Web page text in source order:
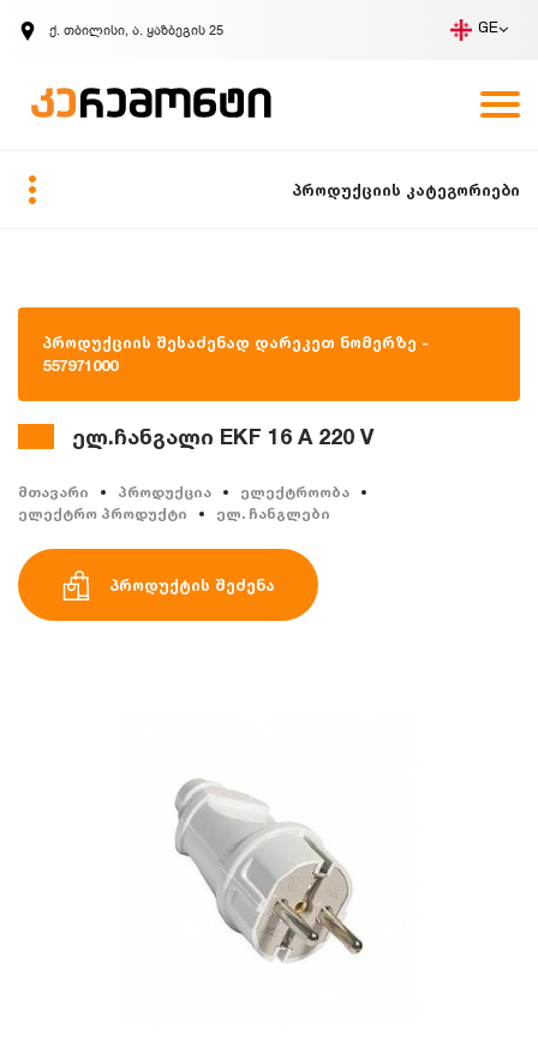
ქ. თბილისი, ა. ყაზბეგის 25 GE
ზარის მოთხოვნა
პროდუქციის კატეგორიები
პროდუქციის შესაძენად დარეკეთ ნომერზე -
557971000
ელ.ჩანგალი EKF 16 A 220 V
მთავარი პროდუქცია
ელექტროობა
ელექტრო პროდუქტი
ელ. ჩანგლები
პროდუქტის შეძენა